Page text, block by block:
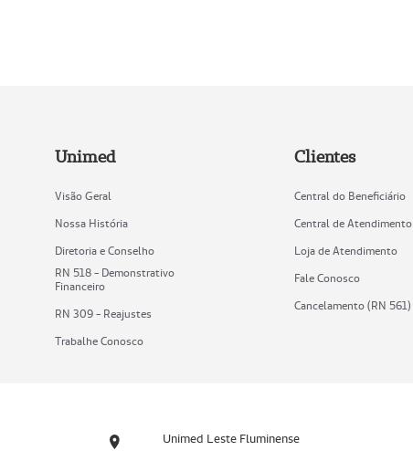
Unimed
Visão Geral
Nossa História
Diretoria e Conselho
RN 518 - Demonstrativo
Financeiro
RN 309 - Reajustes
Trabalhe Conosco
Clientes
Central do Beneficiário
Central de Atendimento
Loja de Atendimento
Fale Conosco
Cancelamento (RN 561)
Unimed Leste Fluminense